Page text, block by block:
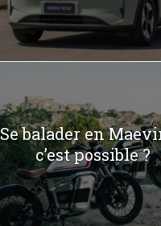
Se balader en
c’est possible ?